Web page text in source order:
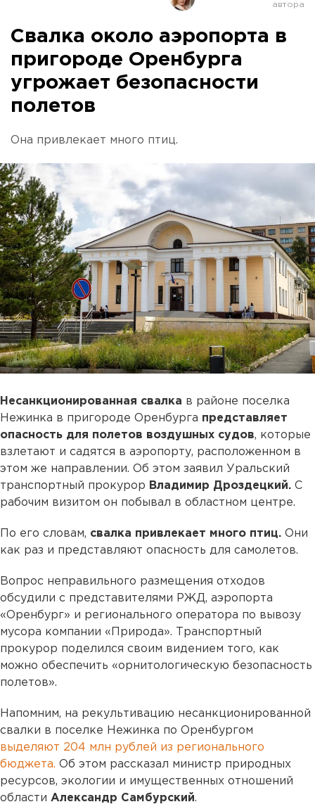
Свалка около аэропорта в
пригороде Оренбурга
угрожает безопасности
полетов
Она привлекает много птиц.
Несанкционированная свалка в районе поселка
Нежинка в пригороде Оренбурга представляет
опасность для полетов воздушных судов, которые
взлетают и садятся в аэропорту, расположенном в
этом же направлении. Об этом заявил Уральский
транспортный прокурор Владимир Дроздецкий. С
рабочим визитом он побывал в областном центре.
По его словам, свалка привлекает много птиц. Они
как раз и представляют опасность для самолетов.
Вопрос неправильного размещения отходов
обсудили с представителями РЖД, аэропорта
«Оренбург» и регионального оператора по вывозу
мусора компании «Природа». Транспортный
прокурор поделился своим видением того, как
можно обеспечить «орнитологическую безопасность
полетов».
Напомним, на рекультивацию несанкционированной
свалки в поселке Нежинка по Оренбургом
выделяют 204 млн рублей из регионального
бюджета. Об этом рассказал министр природных
ресурсов, экологии и имущественных отношений
области Александр Самбурский.